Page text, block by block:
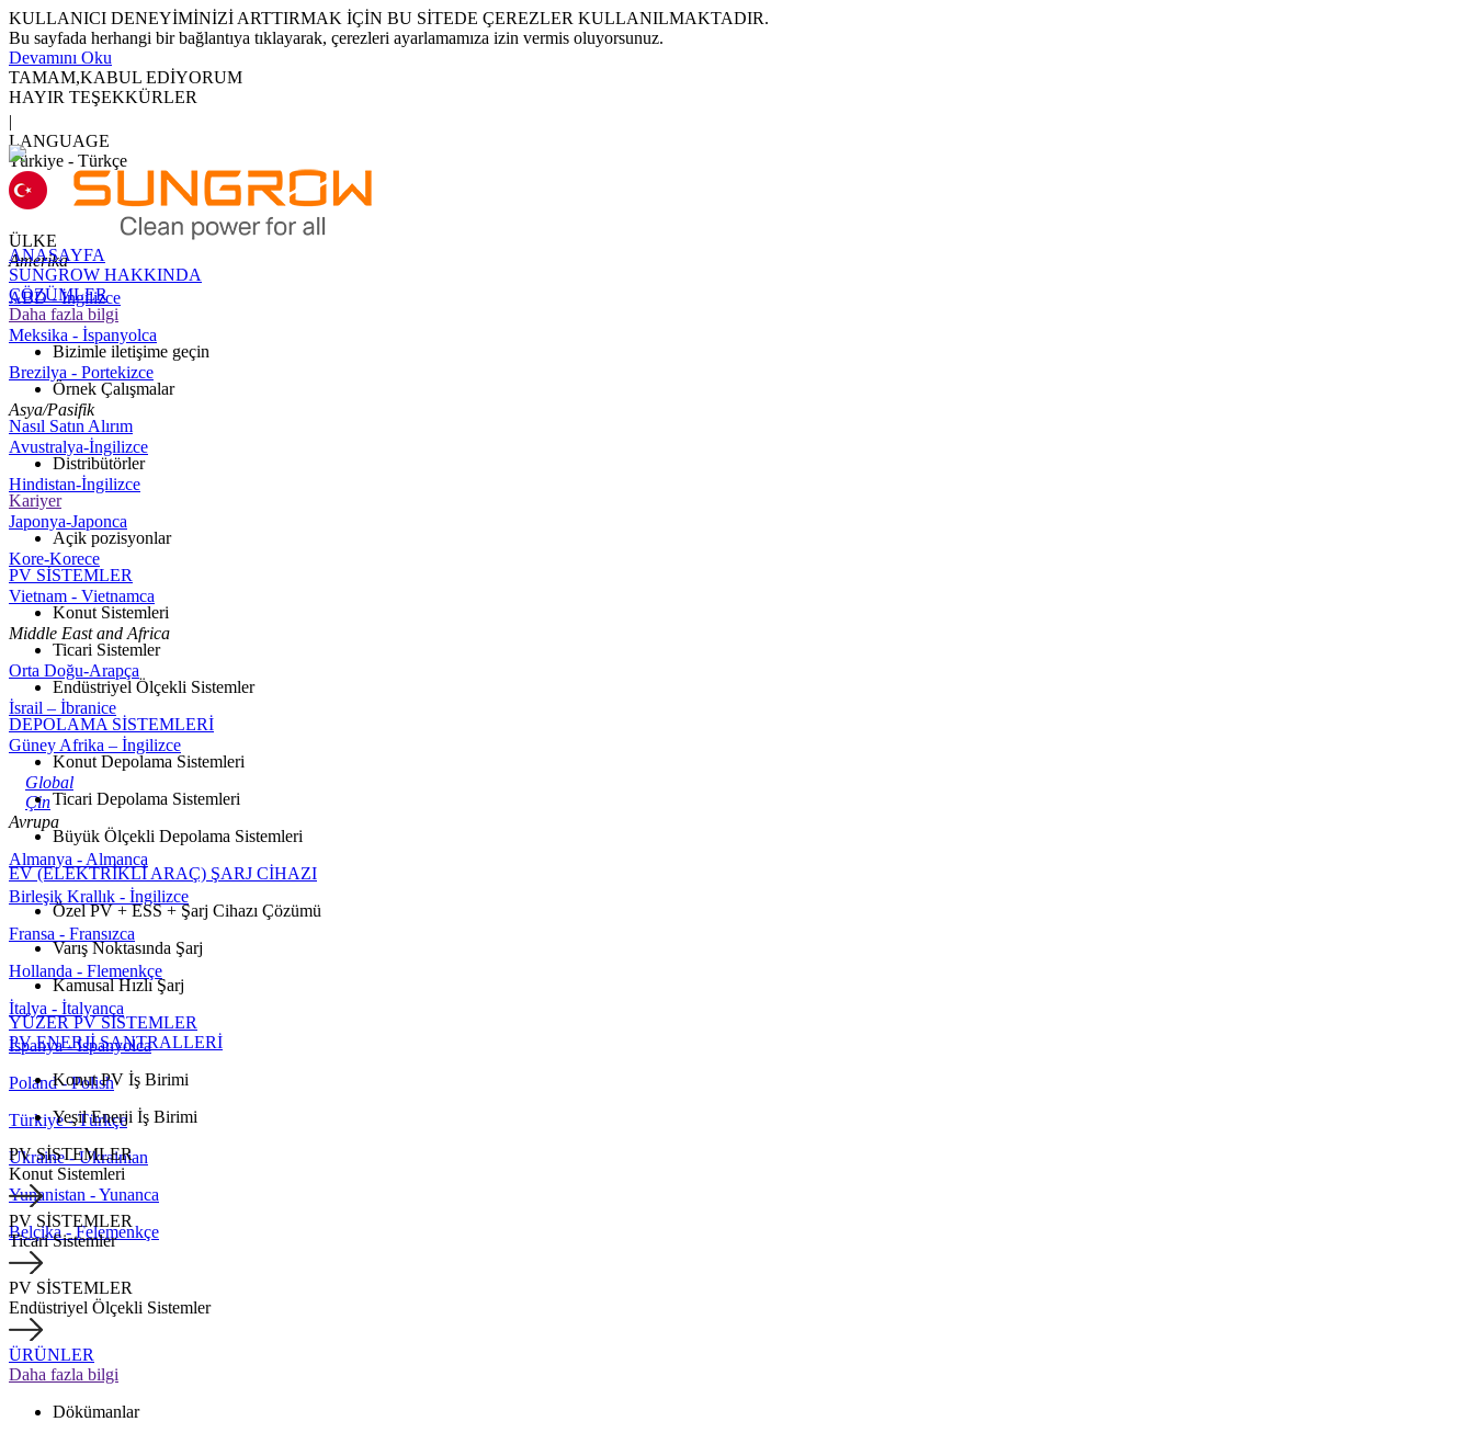
KULLANICI DENEYİMİNİZİ ARTTIRMAK İÇİN BU SİTEDE ÇEREZLER KULLANILMAKTADIR.
Bu sayfada herhangi bir bağlantıya tıklayarak, çerezleri ayarlamamıza izin vermis oluyorsunuz.
Devamını Oku
TAMAM,KABUL EDİYORUM
HAYIR TEŞEKKÜRLER
|
LANGUAGE
Türkiye - Türkçe
ÜLKE
Amerika
ABD - İngilizce
Meksika - İspanyolca
Brezilya - Portekizce
Asya/Pasifik
Avustralya-İngilizce
Hindistan-İngilizce
Japonya-Japonca
Kore-Korece
Vietnam - Vietnamca
Middle East and Africa
Orta Doğu-Arapça
İsrail – İbranice
Güney Afrika – İngilizce
Global
Çin
Avrupa
Almanya - Almanca
Birleşik Krallık - İngilizce
Fransa - Fransızca
Hollanda - Flemenkçe
İtalya - İtalyanca
İspanya - İspanyolca
Poland - Polish
Türkiye - Türkçe
Ukraine - Ukrainian
Yunanistan - Yunanca
Belçika - Felemenkçe
ANASAYFA
SUNGROW HAKKINDA
ÇÖZÜMLER
Daha fazla bilgi
Bizimle iletişime geçin
Örnek Çalışmalar
Nasıl Satın Alırım
Distribütörler
Kariyer
Açik pozisyonlar
PV SİSTEMLER
Konut Sistemleri
Ticari Sistemler
Endüstriyel Ölçekli Sistemler
DEPOLAMA SİSTEMLERİ
Konut Depolama Sistemleri
Ticari Depolama Sistemleri
Büyük Ölçekli Depolama Sistemleri
EV (ELEKTRİKLİ ARAÇ) ŞARJ CİHAZI
Özel PV + ESS + Şarj Cihazı Çözümü
Varış Noktasında Şarj
Kamusal Hızlı Şarj
YÜZER PV SİSTEMLER
PV ENERJİ SANTRALLERİ
Konut PV İş Birimi
Yeşil Enerji İş Birimi
PV SİSTEMLER
Konut Sistemleri
PV SİSTEMLER
Ticari Sistemler
PV SİSTEMLER
Endüstriyel Ölçekli Sistemler
ÜRÜNLER
Daha fazla bilgi
Dökümanlar